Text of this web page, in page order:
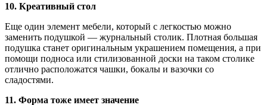
10. Креативный стол
Еще один элемент мебели, который с легкостью можно
заменить подушкой — журнальный столик. Плотная большая
подушка станет оригинальным украшением помещения, а при
помощи подноса или стилизованной доски на таком столике
отлично расположатся чашки, бокалы и вазочки со
сладостями.
11. Форма тоже имеет значение